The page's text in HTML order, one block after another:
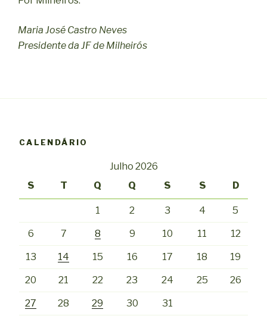
Maria José Castro Neves
Presidente da JF de Milheirós
CALENDÁRIO
Julho 2026
S
T Q Q S S D
1 2 3 4 5
6 7 8 9 10 11 12
13 14 15 16 17 18 19
20 21 22 23 24 25 26
27 28 29 30 31